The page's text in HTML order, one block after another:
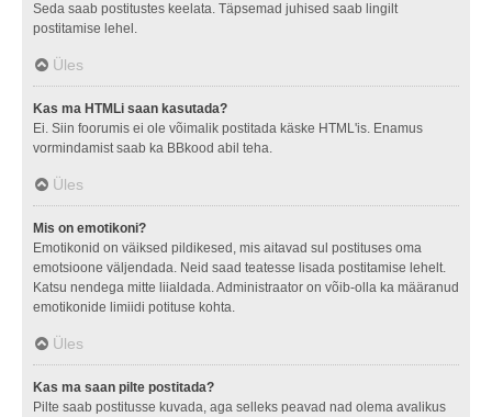
Seda saab postitustes keelata. Täpsemad juhised saab lingilt
postitamise lehel.
Üles
Kas ma HTMLi saan kasutada?
Ei. Siin foorumis ei ole võimalik postitada käske HTML'is. Enamus
vormindamist saab ka BBkood abil teha.
Üles
Mis on emotikoni?
Emotikonid on väiksed pildikesed, mis aitavad sul postituses oma
emotsioone väljendada. Neid saad teatesse lisada postitamise lehelt.
Katsu nendega mitte liialdada. Administraator on võib-olla ka määranud
emotikonide limiidi potituse kohta.
Üles
Kas ma saan pilte postitada?
Pilte saab postitusse kuvada, aga selleks peavad nad olema avalikus